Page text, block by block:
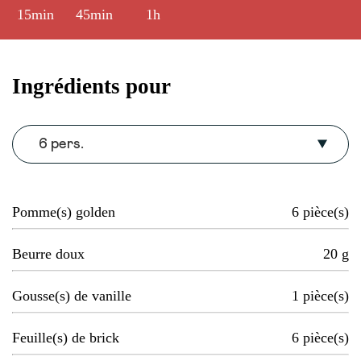
15min 45min 1h
Ingrédients pour
6 pers.
Pomme(s) golden 6 pièce(s)
Beurre doux 20 g
Gousse(s) de vanille 1 pièce(s)
Feuille(s) de brick 6 pièce(s)